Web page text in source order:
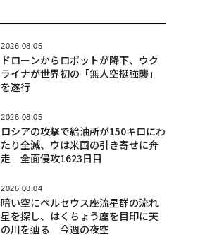
2026.08.05
ドローンからロボットが降下、ウク
ライナが世界初の「無人空挺強襲」
を遂行
2026.08.05
ロシアの攻撃で給油所が150キロにわ
たり全滅、ウは米国の引き寄せに奔
走 全面侵攻1623日目
2026.08.04
暗い空にペルセウス座流星群の流れ
星を探し、はくちょう座を目印に天
の川を辿る 今週の夜空